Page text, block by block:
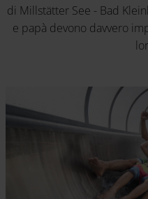
di Millstätter See - Bad
e papà devono davvero